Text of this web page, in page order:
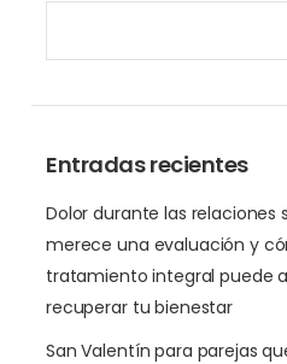
Entradas recientes
Dolor durante las relaciones
merece una evaluación y
tratamiento integral puede
recuperar tu bienestar
San Valentín para parejas